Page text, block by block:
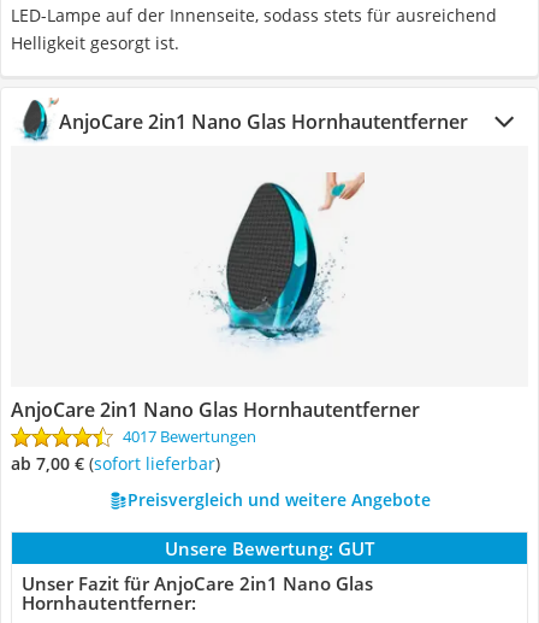
LED-Lampe auf der Innenseite, sodass stets für ausreichend
Helligkeit gesorgt ist.
AnjoCare 2in1 Nano Glas Hornhautentferner
AnjoCare 2in1 Nano Glas Hornhautentferner
4017 Bewertungen
ab 7,00 € ( Sofort lieferbar)
Preisvergleich und weitere Angebote
Unsere Bewertung: GUT
Unser Fazit für AnjoCare 2in1 Nano Glas
Hornhautentferner: